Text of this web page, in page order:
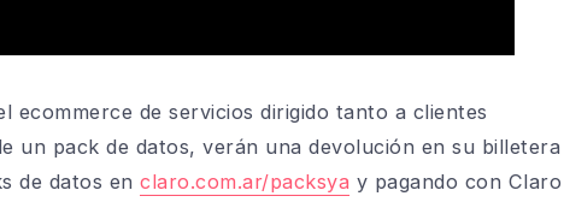
de servicios dirigido tanto a clientes
un pack de datos, verán una devolución en su billetera
de datos en claro.com.ar/packsya y pagando con Claro